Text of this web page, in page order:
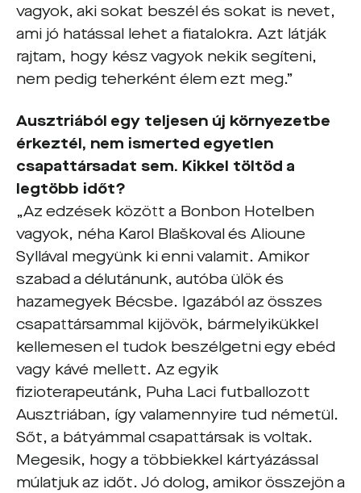
vagyok, aki sokat beszél és sokat is nevet,
ami jó hatással lehet a fiatalokra. Azt látják
rajtam, hogy kész vagyok nekik segíteni,
nem pedig teherként élem ezt meg.”
Ausztriából egy teljesen új környezetbe
érkeztél, nem ismerted egyetlen
csapattársadat sem. Kikkel töltöd a
legtöbb időt?
„Az edzések között a Bonbon Hotelben
vagyok, néha Karol Blaškoval és Alioune
Syllával megyünk ki enni valamit. Amikor
szabad a délutánunk, autóba ülök és
hazamegyek Bécsbe. Igazából az összes
csapattársammal kijövök, bármelyikükkel
kellemesen el tudok beszélgetni egy ebéd
vagy kávé mellett. Az egyik
fizioterapeutánk, Puha Laci futballozott
Ausztriában, így valamennyire tud németül.
Sőt, a bátyámmal csapattársak is voltak.
Megesik, hogy a többiekkel kártyázással
múlatjuk az időt. Jó dolog, amikor összejön a